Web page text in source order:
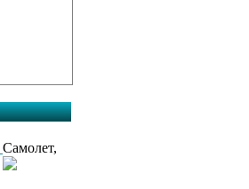
Самолет,